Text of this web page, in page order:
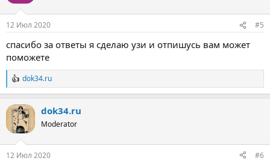
12 Июл 2020 #5
спасибо за ответы я сделаю узи и отпишусь вам может
поможете
Р
е
к
ц
и
dok34.ru
dok34.ru
Moderator
12 Июл 2020 #6